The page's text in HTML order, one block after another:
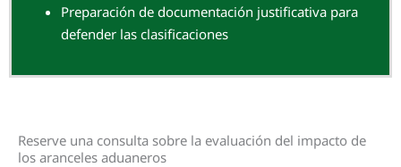
Preparación de documentación justificativa para
defender las clasificaciones
Reserve una consulta sobre la evaluación del impacto de
los aranceles aduaneros